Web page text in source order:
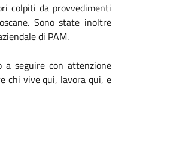
colpiti da provvedimenti
Sono state inoltre
di PAM.
a seguire con attenzione
chi vive qui, lavora qui, e